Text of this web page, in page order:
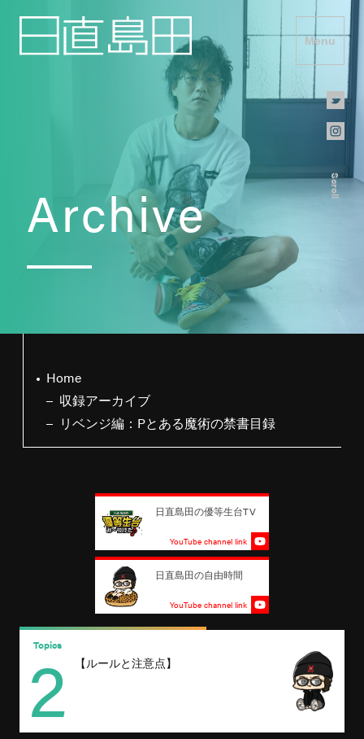
Menu
Scroll
Archive
Home
収録アーカイブ
リベンジ編：Pとある魔術の禁書目録
日直島田の優等生台TV
YouTube channel link
日直島田の自由時間
YouTube channel link
【ルールと注意点】
Topics
2